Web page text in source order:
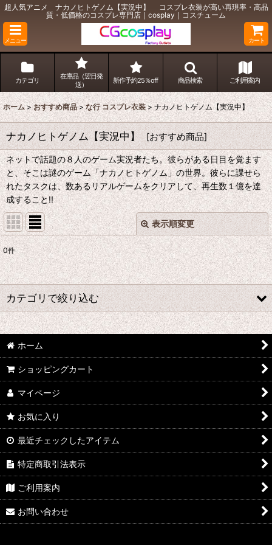
超人気アニメ ナカノヒトゲノム【実況中】 コスプレ衣装が高い再現率・高品
質・低価格のコスプレ専門店｜cosplay｜コスチューム
メニュー カート
カテゴリ
在庫品（翌日発
送）
新作予約25％off 商品検索 ご利用案内
ホーム > おすすめ商品 > な行 コスプレ衣装 > ナカノヒトゲノム【実況中】
ナカノヒトゲノム【実況中】 [おすすめ商品]
ネットで話題の８人のゲーム実況者たち。彼らがある日目を覚ます
と、そこは謎のゲーム「ナカノヒトゲノム」の世界。彼らに課せら
れたタスクは、数あるリアルゲームをクリアして、再生数１億を達
成すること!!
表示順変更
表示数:
並び順:
絞り込む
閉じる
0件
カテゴリで絞り込む
な行 コスプレ衣装 (全商品)
七つの大罪
ノーゲーム・ノーライフ
凪のあすから
ノラガミ
NORN9 ノルン+ノネット
ニセコイ
ぬらりひょんの孫
ホーム
ショッピングカート
マイページ
お気に入り
最近チェックしたアイテム
特定商取引法表示
ご利用案内
お問い合わせ